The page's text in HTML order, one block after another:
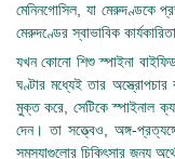
মেনিনগোসিল, যা মেরুদণ্ডকে
মেরুদণ্ডের স্বাভাবিক
যখন কোনো শিশু স্পাইনা
ঘণ্টার মধ্যেই তার অস্ত্রোপচার
মুক্ত করে, সেটিকে স্পাইনাল
দেন। তা সত্ত্বেও, অঙ্গ-
সমস্যাগুলোর চিকিৎসার জন্য